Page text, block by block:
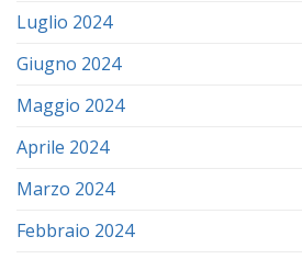
Luglio 2024
Giugno 2024
Maggio 2024
Aprile 2024
Marzo 2024
Febbraio 2024